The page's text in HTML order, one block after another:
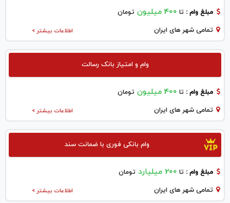
مبلغ وام : تا 400 میلیون تومان
اطلاعات بیشتر > تمامی شهر های ایران
وام و امتیاز بانک رسالت
مبلغ وام : تا 400 میلیون تومان
اطلاعات بیشتر > تمامی شهر های ایران
وام بانکی فوری با ضمانت سند
مبلغ وام : تا 200 میلیارد تومان
اطلاعات بیشتر > تمامی شهر های ایران